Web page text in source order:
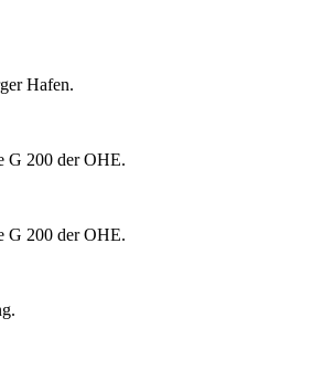
Hafen.
G 200 der OHE.
G 200 der OHE.